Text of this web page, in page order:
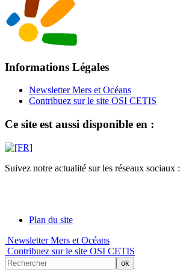
Informations Légales
Newsletter Mers et Océans
Contribuez sur le site OSI CETIS
Ce site est aussi disponible en :
Suivez notre actualité sur les réseaux sociaux :
Plan du site
Newsletter Mers et Océans
Contribuez sur le site OSI CETIS